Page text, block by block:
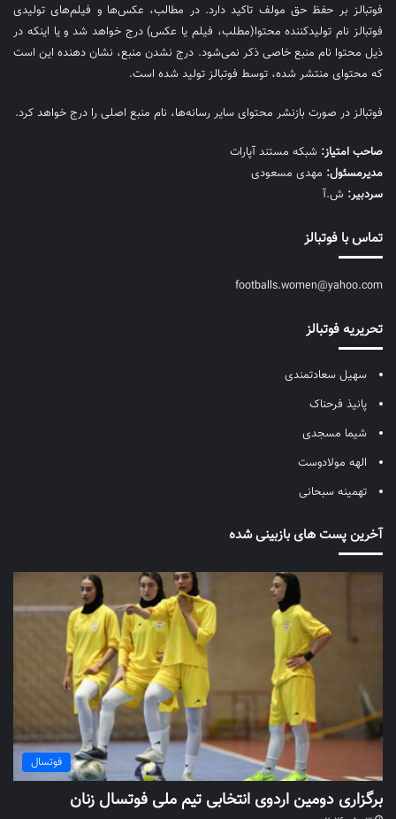
فوتبالز بر حفظ حق مولف تاکید دارد. در مطالب، عکس‌ها و فیلم‌های تولیدی
فوتبالز نام تولیدکننده محتوا(مطلب، فیلم یا عکس) درج خواهد شد و یا اینکه در
ذیل محتوا نام منبع خاصی ذکر نمی‌‎شود. درج نشدن منبع، نشان دهنده این است
که محتوای منتشر شده، توسط فوتبالز تولید شده است.
فوتبالز در صورت بازنشر محتوای سایر رسانه‌ها، نام منبع اصلی را درج خواهد کرد.
صاحب امتیاز: شبکه مستند آپارات
مديرمسئول: مهدی مسعودی
سردبیر: ش.آ
تماس با فوتبالز
footballs.women@yahoo.com
تحریریه فوتبالز
سهیل سعادتمندی
پانیذ فرحناک
شیما مسجدی
الهه مولادوست
تهمینه سبحانی
آخرین پست های بازبینی شده
فوتسال
برگزاری دومین اردوی انتخابی تیم ملی فوتسال زنان